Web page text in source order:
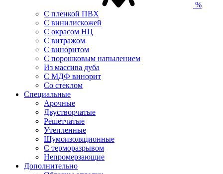
%
С пленкой ПВХ
С винилискожей
С окрасом НЦ
С витражом
С виноритом
С порошковым напылением
Из массива дуба
С МДФ винорит
Со стеклом
Специальные
Арочные
Двустворчатые
Решетчатые
Утепленные
Шумоизоляционные
С терморазрывом
Непромерзающие
Дополнительно